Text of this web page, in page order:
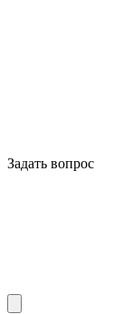
Задать вопрос